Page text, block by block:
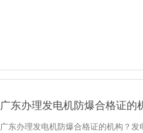
广东办理发电机防爆合格证的
广东办理发电机防爆合格证的机构？